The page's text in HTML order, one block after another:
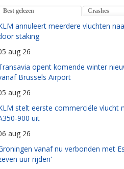
Best gelezen Crashes
annuleert meerdere vluchten
staking
aug 26
opent komende winter
Brussels Airport
aug 26
stelt eerste commerciële vlucht
900 uit
aug 26
vanaf nu verbonden met
uur rijden'